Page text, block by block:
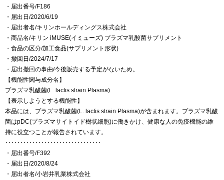
・届出番号/F186
・届出日/2020/6/19
・届出者名/キリンホールディングス株式会社
・商品名/キリン iMUSE(イミューズ) プラズマ乳酸菌サプリメント
・食品の区分/加工食品(サプリメント形状)
・撤回日/2024/7/17
・届出撤回の事由/今後販売する予定がないため。
【機能性関与成分名】
プラズマ乳酸菌(L. lactis strain Plasma)
【表示しようとする機能性】
本品には、プラズマ乳酸菌(L. lactis strain Plasma)が含まれます。プラズマ乳酸
菌はpDC(プラズマサイトイド樹状細胞)に働きかけ、健康な人の免疫機能の維
持に役立つことが報告されています。
‥‥‥‥‥‥‥‥‥‥‥‥‥‥‥‥
・届出番号/F392
・届出日/2020/8/24
・届出者名/小岩井乳業株式会社